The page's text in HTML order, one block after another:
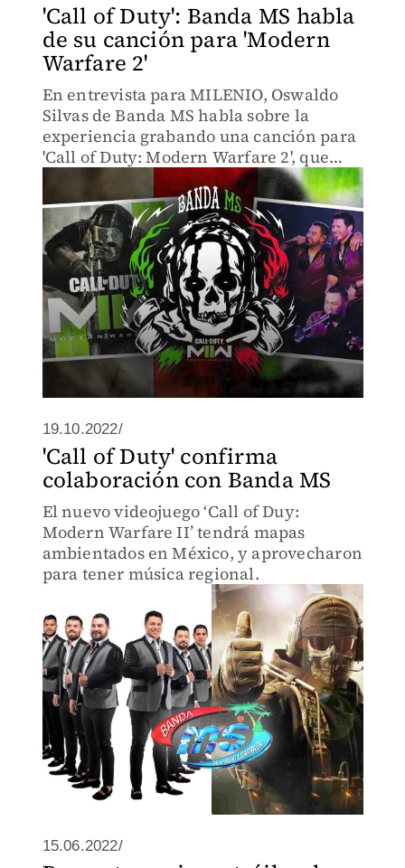
'Call of Duty': Banda MS habla
de su canción para 'Modern
Warfare 2'
En entrevista para MILENIO, Oswaldo
Silvas de Banda MS habla sobre la
experiencia grabando una canción para
'Call of Duty: Modern Warfare 2', que
sale a la venta la próxima semana.
19.10.2022/
'Call of Duty' confirma
colaboración con Banda MS
El nuevo videojuego ‘Call of Duy:
Modern Warfare II’ tendrá mapas
ambientados en México, y aprovecharon
para tener música regional.
15.06.2022/